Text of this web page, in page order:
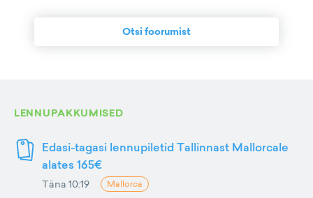
Otsi foorumist
LENNUPAKKUMISED
Edasi-tagasi lennupiletid Tallinnast Mallorcale
alates 165€
Täna 10:19 Mallorca